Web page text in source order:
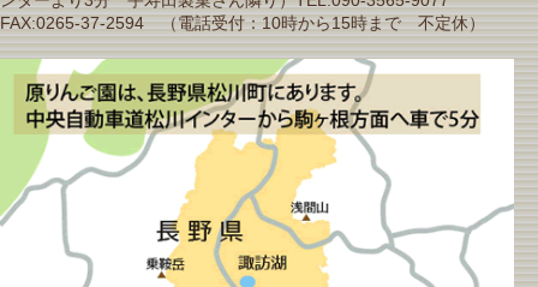
FAX:0265-37-2594 （電話受付：10時から15時まで 不定休）